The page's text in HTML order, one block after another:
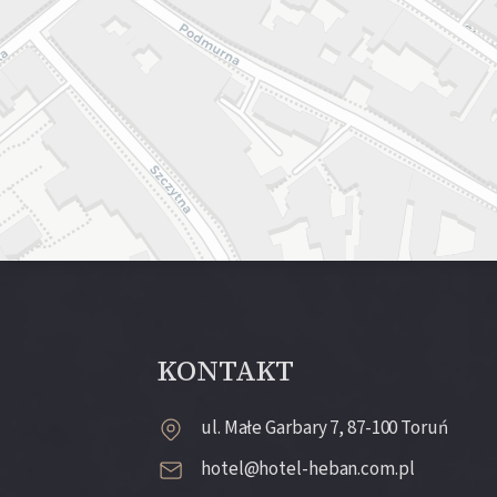
KONTAKT
ul. Małe Garbary 7, 87-100 Toruń
hotel@hotel-heban.com.pl